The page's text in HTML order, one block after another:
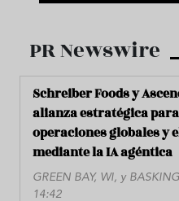
PR Newswire
Schreiber Foods y
alianza estratégica
operaciones globales y
mediante la IA agéntica
GREEN BAY, WI, y
14:42